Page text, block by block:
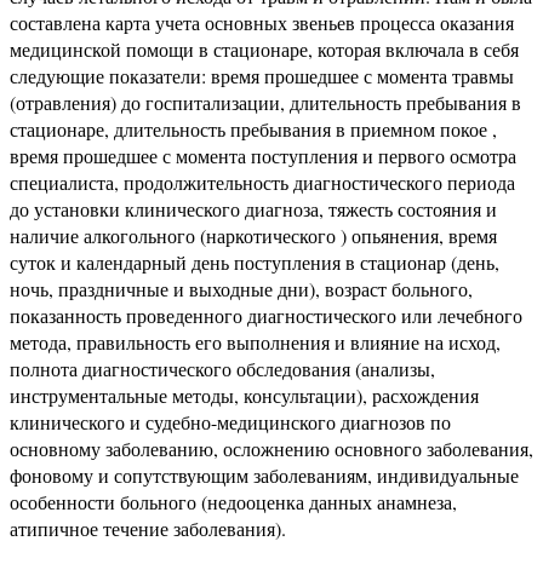
составлена карта учета основных звеньев процесса оказания
медицинской помощи в стационаре, которая включала в себя
следующие показатели: время прошедшее с момента травмы
(отравления) до госпитализации, длительность пребывания в
стационаре, длительность пребывания в приемном покое ,
время прошедшее с момента поступления и первого осмотра
специалиста, продолжительность диагностического периода
до установки клинического диагноза, тяжесть состояния и
наличие алкогольного (наркотического ) опьянения, время
суток и календарный день поступления в стационар (день,
ночь, праздничные и выходные дни), возраст больного,
показанность проведенного диагностического или лечебного
метода, правильность его выполнения и влияние на исход,
полнота диагностического обследования (анализы,
инструментальные методы, консультации), расхождения
клинического и судебно-медицинского диагнозов по
основному заболеванию, осложнению основного заболевания,
фоновому и сопутствующим заболеваниям, индивидуальные
особенности больного (недооценка данных анамнеза,
атипичное течение заболевания).